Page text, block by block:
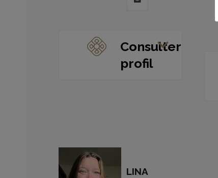
Consulter
profil
LINA